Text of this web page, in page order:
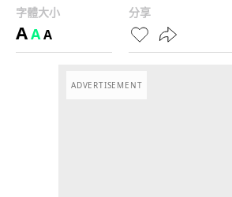
字體大小
AAA
分享
ADVERTISEMENT